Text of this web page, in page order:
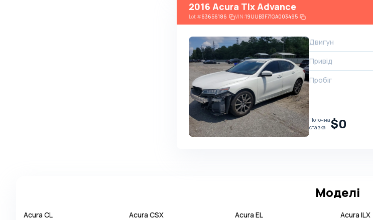
Batmobile
2016 Acura Tlx Advance
Lot#63656186 VIN:19UUB3F71GA003495
Двигун
Привід
Пробіг
Поточна
ставка
$0
Моделі
Acura CL Acura CSX Acura EL Acura ILX